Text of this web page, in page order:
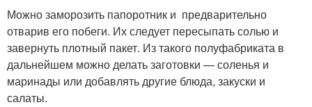
Можно заморозить папоротник и предварительно
отварив его побеги. Их следует пересыпать солью и
завернуть плотный пакет. Из такого полуфабриката в
дальнейшем можно делать заготовки — соленья и
маринады или добавлять другие блюда, закуски и
салаты.